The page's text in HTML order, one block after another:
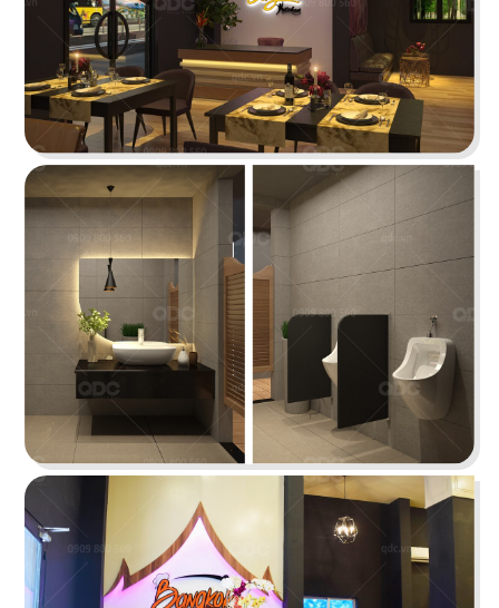
EL GAUCHO
El Gaucho Lotte Mall hứa hẹn là điểm đến lý
tưởng cho trải nghiệm ẩm thực Âu đỉnh cao
mang phong cách công nghiệp độc đáo
HẢI SẢN HOÀNG GIA
Đội ngũ thiết kế QDC đã khéo léo kết hợp nét
đặc trưng phong cách Địa Trung Hải với vẻ đẹp
thanh lịch, sang trọng của Indochine